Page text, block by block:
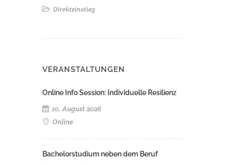
Direkteinstieg
VERANSTALTUNGEN
Online Info Session: Individuelle Resilienz
10. August 2026
Online
Bachelorstudium neben dem Beruf